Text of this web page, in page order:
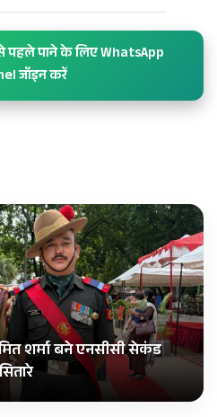
पहले पाने के लिए WhatsApp
जॉइन करें
शर्मा बने एनसीसी सेकंड